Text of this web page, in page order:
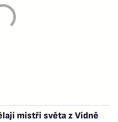
mistři světa z Vídně